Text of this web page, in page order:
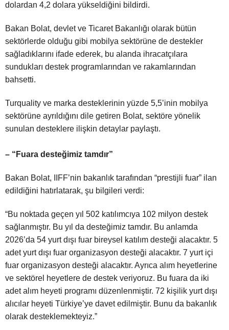
dolardan 4,2 dolara yükseldiğini bildirdi.
Bakan Bolat, devlet ve Ticaret Bakanlığı olarak bütün
sektörlerde olduğu gibi mobilya sektörüne de destekler
sağladıklarını ifade ederek, bu alanda ihracatçılara
sundukları destek programlarından ve rakamlarından
bahsetti.
Turquality ve marka desteklerinin yüzde 5,5’inin mobilya
sektörüne ayrıldığını dile getiren Bolat, sektöre yönelik
sunulan desteklere ilişkin detaylar paylaştı.
– “Fuara desteğimiz tamdır”
Bakan Bolat, IIFF’nin bakanlık tarafından “prestijli fuar” ilan
edildiğini hatırlatarak, şu bilgileri verdi:
“Bu noktada geçen yıl 502 katılımcıya 102 milyon destek
sağlanmıştır. Bu yıl da desteğimiz tamdır. Bu anlamda
2026’da 54 yurt dışı fuar bireysel katılım desteği alacaktır. 5
adet yurt dışı fuar organizasyon desteği alacaktır. 7 yurt içi
fuar organizasyon desteği alacaktır. Ayrıca alım heyetlerine
ve sektörel heyetlere de destek veriyoruz. Bu fuara da iki
adet alım heyeti programı düzenlenmiştir. 72 kişilik yurt dışı
alıcılar heyeti Türkiye’ye davet edilmiştir. Bunu da bakanlık
olarak desteklemekteyiz.”